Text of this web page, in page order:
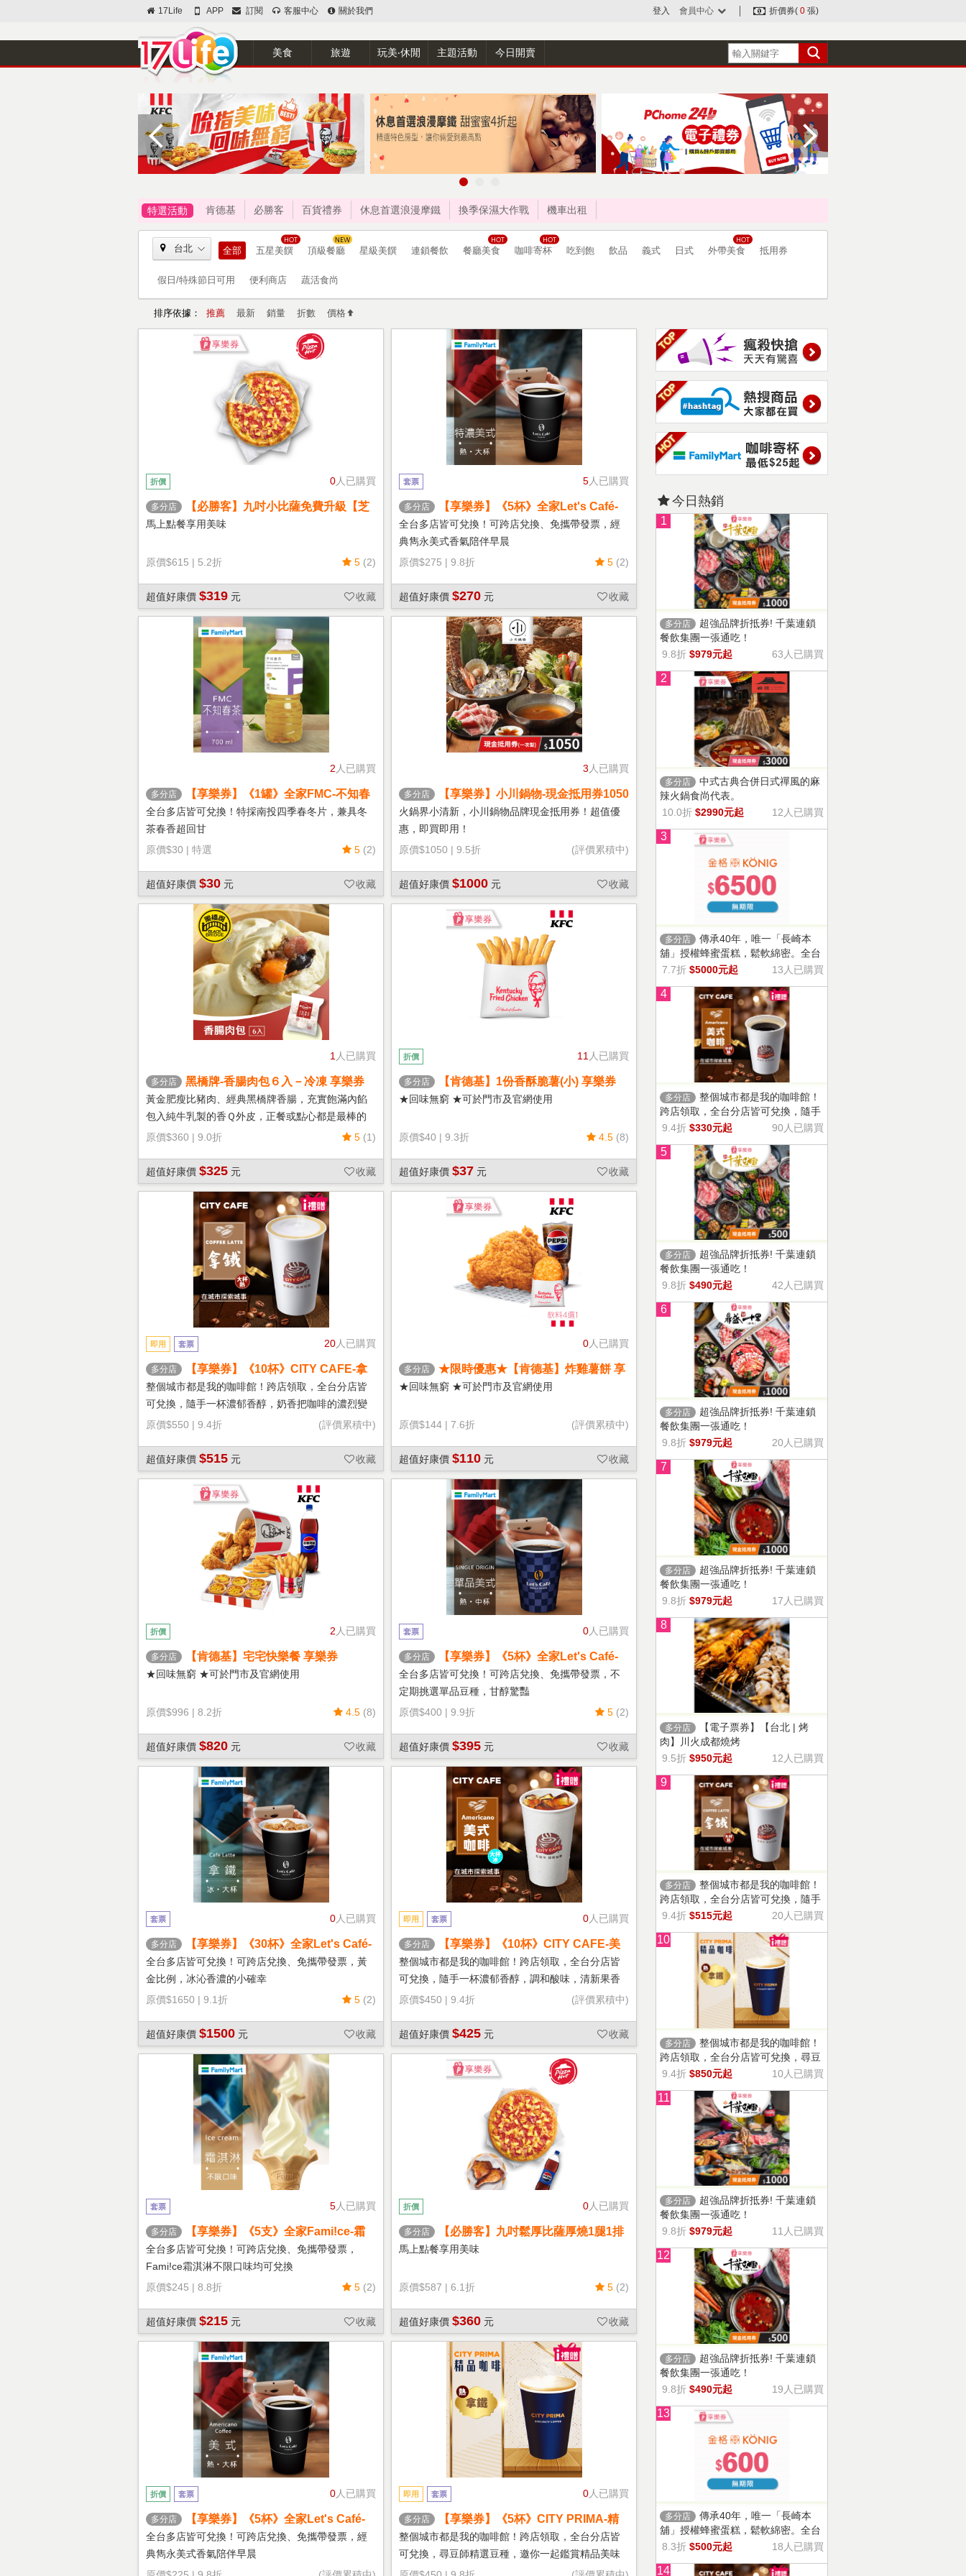
17Life APP 訂閱 客服中心 關於我們 登入 會員中心 折價券( 0 張)
美食 旅遊 玩美‧休閒 主題活動 今日開賣
特選活動 肯德基 必勝客 百貨禮券 休息首選浪漫摩鐵 換季保濕大作戰 機車出租
台北 全部 五星美饌 頂級餐廳 星級美饌 連鎖餐飲 餐廳美食 咖啡寄杯 吃到飽 飲品 義式 日式 外帶美食 抵用券
假日/特殊節日可用 便利商店 蔬活食尚
排序依據： 推薦 最新 銷量 折數 價格
0人已購買
折價
多分店
【必勝客】九吋小比薩免費升級【芝
心餅皮】享樂券
馬上點餐享用美味
原價$615 | 5.2折 5 (2)
超值好康價 $319 元 收藏
5人已購買
套票
多分店
【享樂券】《5杯》全家Let's Café-
熱特濃美式(大杯)
全台多店皆可兌換！可跨店兌換、免攜帶發票，經
典雋永美式香氣陪伴早晨
原價$275 | 9.8折 5 (2)
超值好康價 $270 元 收藏
2 人已購買
多分店
【享樂券】《1罐》全家FMC-不知春
茶
全台多店皆可兌換！特採南投四季春冬片，兼具冬
茶春香超回甘
原價$30 | 特選 5 (2)
超值好康價 $30 元 收藏
3 人已購買
多分店
【享樂券】小川鍋物-現金抵用券1050
元(一次型)
火鍋界小清新，小川鍋物品牌現金抵用券！超值優
惠，即買即用！
原價$1050 | 9.5折 (評價累積中)
超值好康價 $1000 元 收藏
1 人已購買
多分店 黑橋牌-香腸肉包６入－冷凍 享樂券
黃金肥瘦比豬肉、經典黑橋牌香腸，充實飽滿內餡
包入純牛乳製的香Ｑ外皮，正餐或點心都是最棒的
選擇！
原價$360 | 9.0折 5 (1)
超值好康價 $325 元 收藏
11 人已購買
折價
多分店 【肯德基】1份香酥脆薯(小) 享樂券
★回味無窮 ★可於門市及官網使用
原價$40 | 9.3折 4.5 (8)
超值好康價 $37 元 收藏
20人已購買
即用 套票
多分店
【享樂券】《10杯》CITY CAFE-拿
鐵(大杯-熱)
整個城市都是我的咖啡館！跨店領取，全台分店皆
可兌換，隨手一杯濃郁香醇，奶香把咖啡的濃烈變
溫柔！
原價$550 | 9.4折 (評價累積中)
超值好康價 $515 元 收藏
0人已購買
多分店
★限時優惠★【肯德基】炸雞薯餅 享
樂券
★回味無窮 ★可於門市及官網使用
原價$144 | 7.6折 (評價累積中)
超值好康價 $110 元 收藏
2 人已購買
折價
多分店 【肯德基】宅宅快樂餐 享樂券
★回味無窮 ★可於門市及官網使用
原價$996 | 8.2折 4.5 (8)
超值好康價 $820 元 收藏
0人已購買
套票
多分店
【享樂券】《5杯》全家Let's Café-
熱單品美式(中杯)
全台多店皆可兌換！可跨店兌換、免攜帶發票，不
定期挑選單品豆種，甘醇驚豔
原價$400 | 9.9折 5 (2)
超值好康價 $395 元 收藏
0人已購買
套票
多分店
【享樂券】《30杯》全家Let's Café-
冰拿鐵(大杯)
全台多店皆可兌換！可跨店兌換、免攜帶發票，黃
金比例，冰沁香濃的小確幸
原價$1650 | 9.1折 5 (2)
超值好康價 $1500 元 收藏
0人已購買
即用 套票
多分店
【享樂券】《10杯》CITY CAFE-美
式咖啡(大杯-冰)
整個城市都是我的咖啡館！跨店領取，全台分店皆
可兌換，隨手一杯濃郁香醇，調和酸味，清新果香
回甘不苦澀
原價$450 | 9.4折 (評價累積中)
超值好康價 $425 元 收藏
5人已購買
套票
多分店
【享樂券】《5支》全家Fami!ce-霜
淇淋(口味不限)
全台多店皆可兌換！可跨店兌換、免攜帶發票，
Fami!ce霜淇淋不限口味均可兌換
原價$245 | 8.8折 5 (2)
超值好康價 $215 元 收藏
0人已購買
折價
多分店
【必勝客】九吋鬆厚比薩厚燒1腿1排
套餐 享樂券
馬上點餐享用美味
原價$587 | 6.1折 5 (2)
超值好康價 $360 元 收藏
0人已購買
折價 套票
多分店
【享樂券】《5杯》全家Let's Café-
熱美式(大杯)
全台多店皆可兌換！可跨店兌換、免攜帶發票，經
典雋永美式香氣陪伴早晨
0人已購買
即用 套票
多分店
【享樂券】《5杯》CITY PRIMA-精
品拿鐵(中杯-熱)
整個城市都是我的咖啡館！跨店領取，全台分店皆
可兌換，尋豆師精選豆種，邀你一起鑑賞精品美味
今日熱銷
1
多分店
超強品牌折抵券! 千葉連鎖
餐飲集團一張通吃！
9.8折 $979元起 63人已購買
2
多分店
中式古典合併日式禪風的麻
辣火鍋食尚代表。
10.0折 $2990元起 12人已購買
3
多分店
傳承40年，唯一「長崎本
舖」授權蜂蜜蛋糕，鬆軟綿密。全台
13家門市適用，自選商品，幸福烘焙
7.7折 $5000元起 13人已購買
4
多分店
整個城市都是我的咖啡館！
跨店領取，全台分店皆可兌換，隨手
一杯濃郁香醇，調和酸味，清新果香
9.4折 $330元起 90人已購買
5
多分店
超強品牌折抵券! 千葉連鎖
餐飲集團一張通吃！
9.8折 $490元起 42人已購買
6
多分店
超強品牌折抵券! 千葉連鎖
餐飲集團一張通吃！
9.8折 $979元起 20人已購買
7
多分店
超強品牌折抵券! 千葉連鎖
餐飲集團一張通吃！
9.8折 $979元起 17人已購買
8
多分店
【電子票券】【台北 | 烤
肉】川火成都燒烤
9.5折 $950元起 12人已購買
9
多分店
整個城市都是我的咖啡館！
跨店領取，全台分店皆可兌換，隨手
一杯濃郁香醇，奶香把咖啡的濃烈變
9.4折 $515元起 20人已購買
10
多分店
整個城市都是我的咖啡館！
跨店領取，全台分店皆可兌換，尋豆
師精選豆種，邀你一起鑑賞精品美味
9.4折 $850元起 10人已購買
11
多分店
超強品牌折抵券! 千葉連鎖
餐飲集團一張通吃！
9.8折 $979元起 11人已購買
12
多分店
超強品牌折抵券! 千葉連鎖
餐飲集團一張通吃！
9.8折 $490元起 19人已購買
13
多分店
傳承40年，唯一「長崎本
舖」授權蜂蜜蛋糕，鬆軟綿密。全台
13家門市適用，自選商品，幸福烘焙
8.3折 $500元起 18人已購買
14